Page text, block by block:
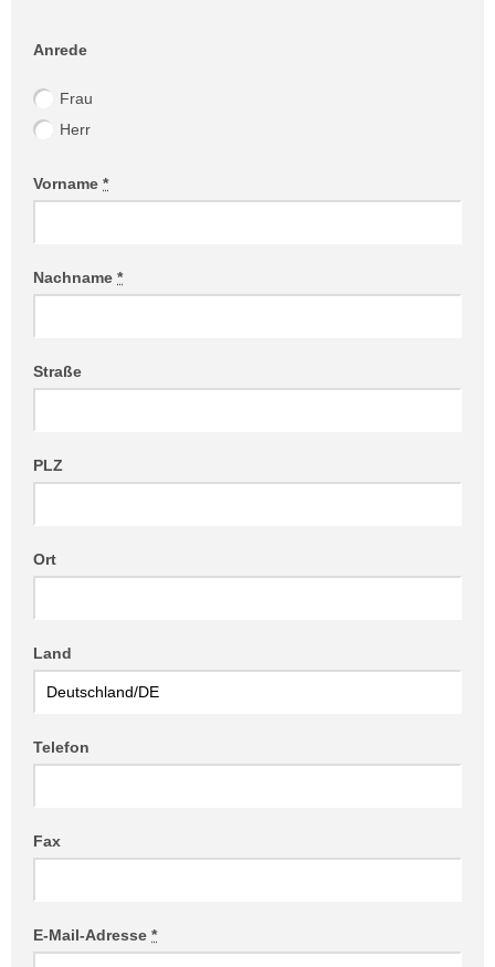
Anrede
Frau
Herr
Vorname *
Nachname *
Straße
PLZ
Ort
Land
Telefon
Fax
E-Mail-Adresse *